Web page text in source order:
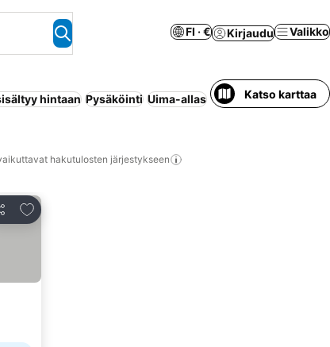
FI · € Kirjaudu Valikko
hintaan Pysäköinti Uima-allas PuolihoitoKatso karttaa
hakutulosten järjestykseen
Lisää suosikkeihin